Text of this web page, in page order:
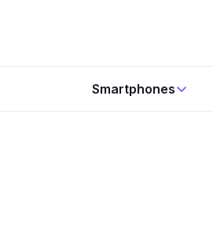
Smartphones